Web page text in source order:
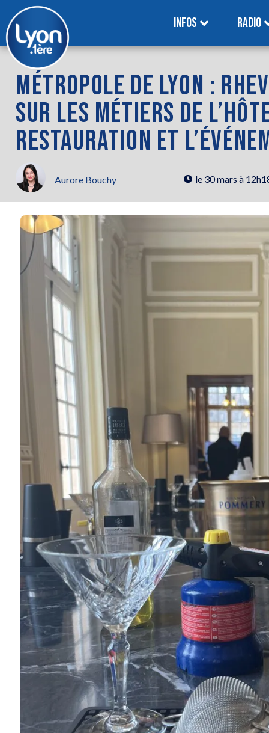
INFOS RADIO
MÉTROPOLE DE LYON :
SUR LES MÉTIERS DE
RESTAURATION ET
Aurore Bouchy le 30 mars à